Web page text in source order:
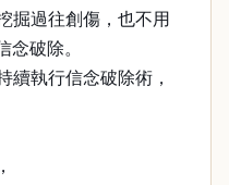
掘過往創傷，也不用
念破除。
續執行信念破除術，